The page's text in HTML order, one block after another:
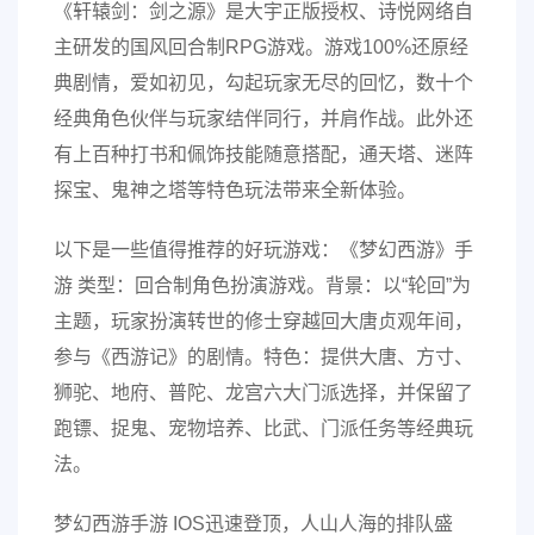
《轩辕剑：剑之源》是大宇正版授权、诗悦网络自
主研发的国风回合制RPG游戏。游戏100%还原经
典剧情，爱如初见，勾起玩家无尽的回忆，数十个
经典角色伙伴与玩家结伴同行，并肩作战。此外还
有上百种打书和佩饰技能随意搭配，通天塔、迷阵
探宝、鬼神之塔等特色玩法带来全新体验。
以下是一些值得推荐的好玩游戏：《梦幻西游》手
游 类型：回合制角色扮演游戏。背景：以“轮回”为
主题，玩家扮演转世的修士穿越回大唐贞观年间，
参与《西游记》的剧情。特色：提供大唐、方寸、
狮驼、地府、普陀、龙宫六大门派选择，并保留了
跑镖、捉鬼、宠物培养、比武、门派任务等经典玩
法。
梦幻西游手游 IOS迅速登顶，人山人海的排队盛